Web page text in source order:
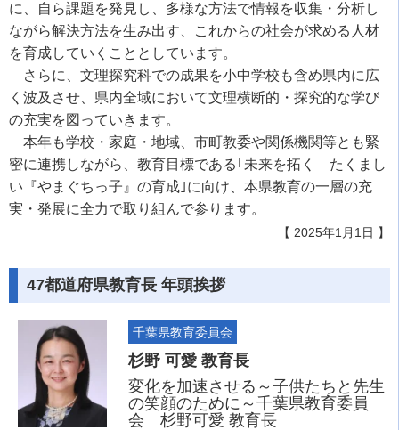
に、自ら課題を発見し、多様な方法で情報を収集・分析し
ながら解決方法を生み出す、これからの社会が求める人材
を育成していくこととしています。
さらに、文理探究科での成果を小中学校も含め県内に広
く波及させ、県内全域において文理横断的・探究的な学び
の充実を図っていきます。
本年も学校・家庭・地域、市町教委や関係機関等とも緊
密に連携しながら、教育目標である｢未来を拓く たくまし
い『やまぐちっ子』の育成｣に向け、本県教育の一層の充
実・発展に全力で取り組んで参ります。
【 2025年1月1日 】
47都道府県教育長 年頭挨拶
千葉県教育委員会
杉野 可愛 教育長
変化を加速させる～子供たちと先生
の笑顔のために～千葉県教育委員
会 杉野可愛 教育長